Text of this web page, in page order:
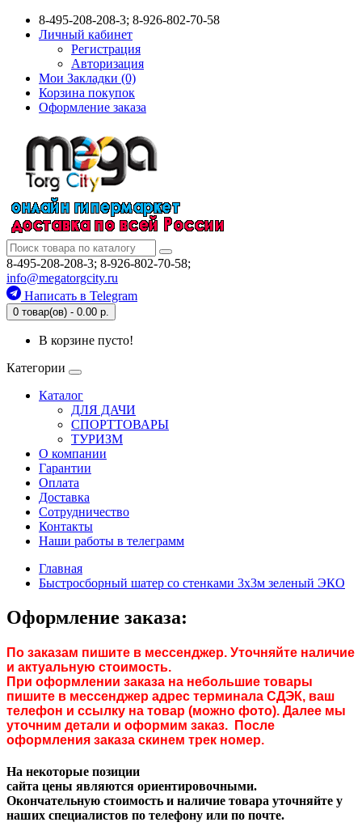
8-495-208-208-3; 8-926-802-70-58
Личный кабинет
Регистрация
Авторизация
Мои Закладки (0)
Корзина покупок
Оформление заказа
8-495-208-208-3; 8-926-802-70-58;
info@megatorgcity.ru
Написать в Telegram
0 товар(ов) - 0.00 р.
В корзине пусто!
Категории
Каталог
ДЛЯ ДАЧИ
СПОРТТОВАРЫ
ТУРИЗМ
О компании
Гарантии
Оплата
Доставка
Сотрудничество
Контакты
Наши работы в телеграмм
Главная
Быстросборный шатер со стенками 3х3м зеленый ЭКО
Оформление заказа:
По заказам пишите в мессенджер. Уточняйте наличие
и актуальную стоимость.
При оформлении заказа на небольшие товары
пишите в мессенджер адрес терминала СДЭК, ваш
телефон и ссылку на товар (можно фото). Далее мы
уточним детали и оформим заказ. После
оформления заказа скинем трек номер.
На некоторые позиции
сайта цены являются ориентировочными.
Окончательную стоимость и наличие товара уточняйте у
наших специалистов по телефону или по почте.